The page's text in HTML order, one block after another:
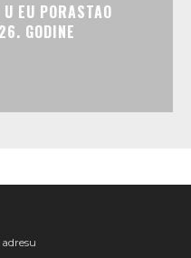
EU PORASTAO
GODINE